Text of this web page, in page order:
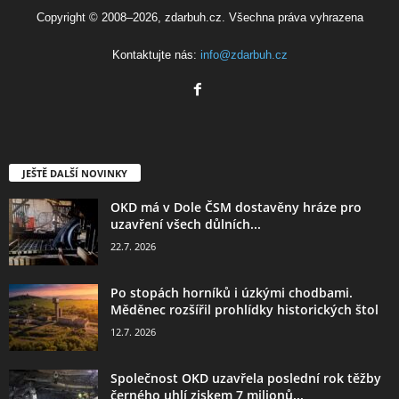
Copyright © 2008–2026, zdarbuh.cz. Všechna práva vyhrazena
Kontaktujte nás: info@zdarbuh.cz
JEŠTĚ DALŠÍ NOVINKY
OKD má v Dole ČSM dostavěny hráze pro
uzavření všech důlních...
22.7. 2026
Po stopách horníků i úzkými chodbami.
Měděnec rozšířil prohlídky historických štol
12.7. 2026
Společnost OKD uzavřela poslední rok těžby
černého uhlí ziskem 7 milionů...